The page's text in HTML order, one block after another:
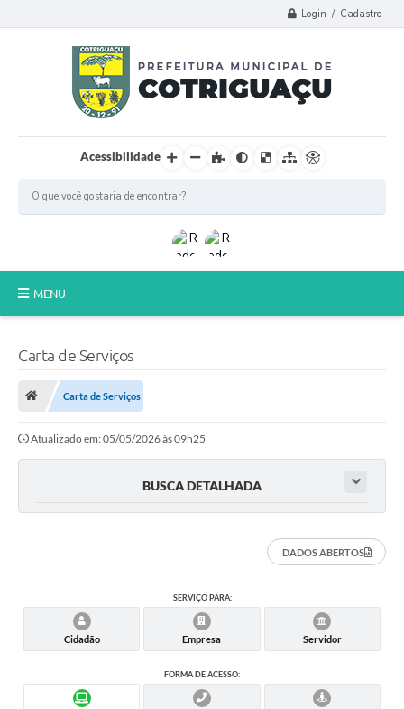
Login / Cadastro
Acessibilidade
MENU
A Prefeitura
Município
Transparência
Galeria de Fotos
Contratos
Carta de Serviços
Carta de Serviços
Atualizado em: 05/05/2026 às 09h25
BUSCA DETALHADA
DADOS ABERTOS
SERVIÇO PARA:
Cidadão Empresa Servidor
FORMA DE ACESSO: